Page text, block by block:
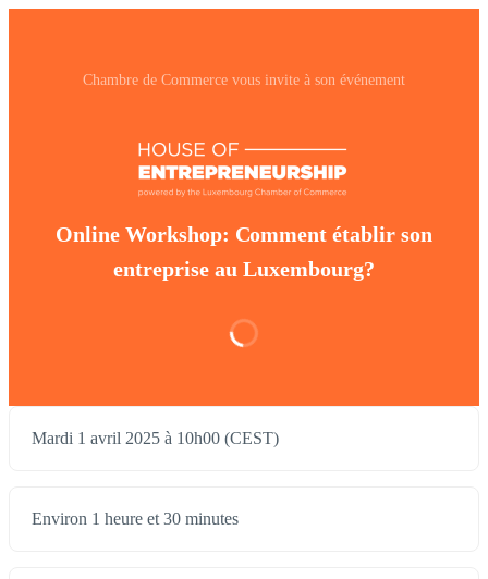
Chambre de Commerce vous invite à son événement
Online Workshop: Comment établir son
entreprise au Luxembourg?
Mardi 1 avril 2025 à 10h00 (CEST)
Environ 1 heure et 30 minutes